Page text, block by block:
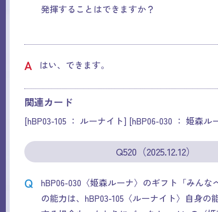
発揮することはできますか？
A はい、できます。
関連カード
[hBP03-105 ： ルーナイト] [hBP06-030 ： 姫森ル
Q520（2025.12.12）
Q
hBP06-030〈姫森ルーナ〉のギフト「みんな
の能力は、hBP03-105〈ルーナイト〉自身の